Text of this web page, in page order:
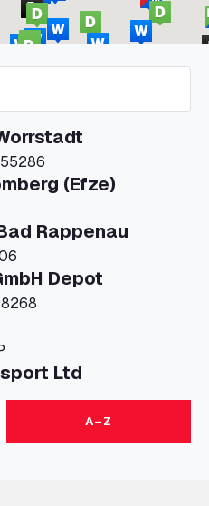
(Efze)
Rappenau
Depot
Straße 3, , 48268
Ltd
5GA
Parking A–Z